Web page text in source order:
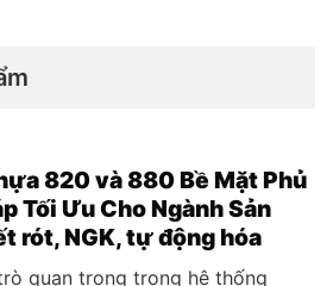
820 và 880 Bề Mặt Phủ
Tối Ưu Cho Ngành Sản
rót, NGK, tự động hóa
quan trọng trong hệ thống